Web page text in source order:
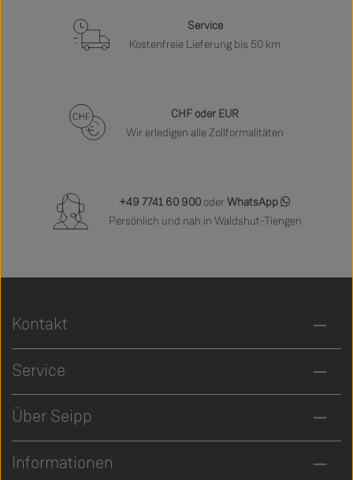
Service
Kostenfreie Lieferung bis 50 km
CHF oder EUR
Wir erledigen alle Zollformalitäten
+49 7741 60 900 oder WhatsApp
Persönlich und nah in Waldshut-Tiengen
Kontakt
Service
Über Seipp
Informationen